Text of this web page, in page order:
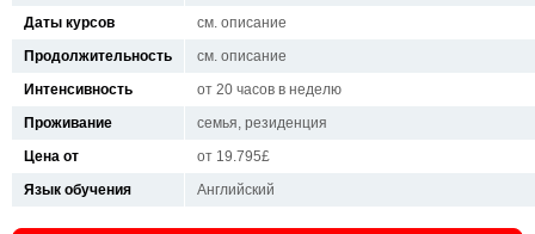
Даты курсов
см. описание
Продолжительность
см. описание
Интенсивность
от 20 часов в неделю
Проживание
семья, резиденция
Цена от
от 19.795£
Язык обучения
Английский